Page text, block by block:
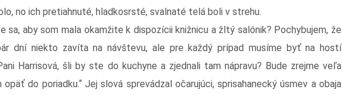
no ich pretiahnuté, hladkosrsté, svalnaté telá boli v strehu.
sa, aby som mala okamžite k dispozícii knižnicu a žltý salónik? Pochybujem, že
dní niekto zavíta na návštevu, ale pre každý prípad musíme byť na hostí
Harrisová, šli by ste do kuchyne a zjednali tam nápravu? Bude zrejme veľa
do poriadku.“ Jej slová sprevádzal očarujúci, sprisahanecký úsmev a obaja